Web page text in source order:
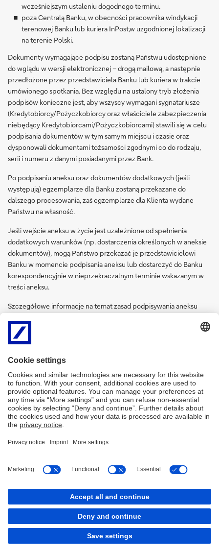
wcześniejszym ustaleniu dogodnego terminu.
poza Centralą Banku, w obecności pracownika windykacji
terenowej Banku lub kuriera InPost,w uzgodnionej lokalizacji
na terenie Polski.
Dokumenty wymagające podpisu zostaną Państwu udostępnione
do wglądu w wersji elektronicznej – drogą mailową, a następnie
przedłożone przez przedstawiciela Banku lub kuriera w trakcie
umówionego spotkania. Bez względu na ustalony tryb złożenia
podpisów konieczne jest, aby wszyscy wymagani sygnatariusze
(Kredytobiorcy/Pożyczkobiorcy oraz właściciele zabezpieczenia
niebędący Kredytobiorcami/Pożyczkobiorcami) stawili się w celu
podpisania dokumentów w tym samym miejscu i czasie oraz
dysponowali dokumentami tożsamości zgodnymi co do rodzaju,
serii i numeru z danymi posiadanymi przez Bank.
Po podpisaniu aneksu oraz dokumentów dodatkowych (jeśli
występują) egzemplarze dla Banku zostaną przekazane do
dalszego procesowania, zaś egzemplarze dla Klienta wydane
Państwu na własność.
Jeśli wejście aneksu w życie jest uzależnione od spełnienia
dodatkowych warunków (np. dostarczenia określonych w aneksie
dokumentów), mogą Państwo przekazać je przedstawicielowi
Banku w momencie podpisania aneksu lub dostarczyć do Banku
korespondencyjnie w nieprzekraczalnym terminie wskazanym w
treści aneksu.
Szczegółowe informacje na temat zasad podpisywania aneksu
PDF
W przypadku wątpliwości i pytań związanych z podpisywaniem
aneksów i dokumentacji związanej z aneksem prosimy o kontakt z
Serwisem Telefonicznym świadczonym przez Wirtualny Oddział,
pod nr tel. 801 103 103, +48 22 4 680 680 (w dni robocze w
godzinach od 09:00 do 17:00).
Imprint Nota prawna
Polityka plików
Mapa serwisu
Cookies
back to top
Copyright © 2026 Deutsche Bank AG, Frankfurt am